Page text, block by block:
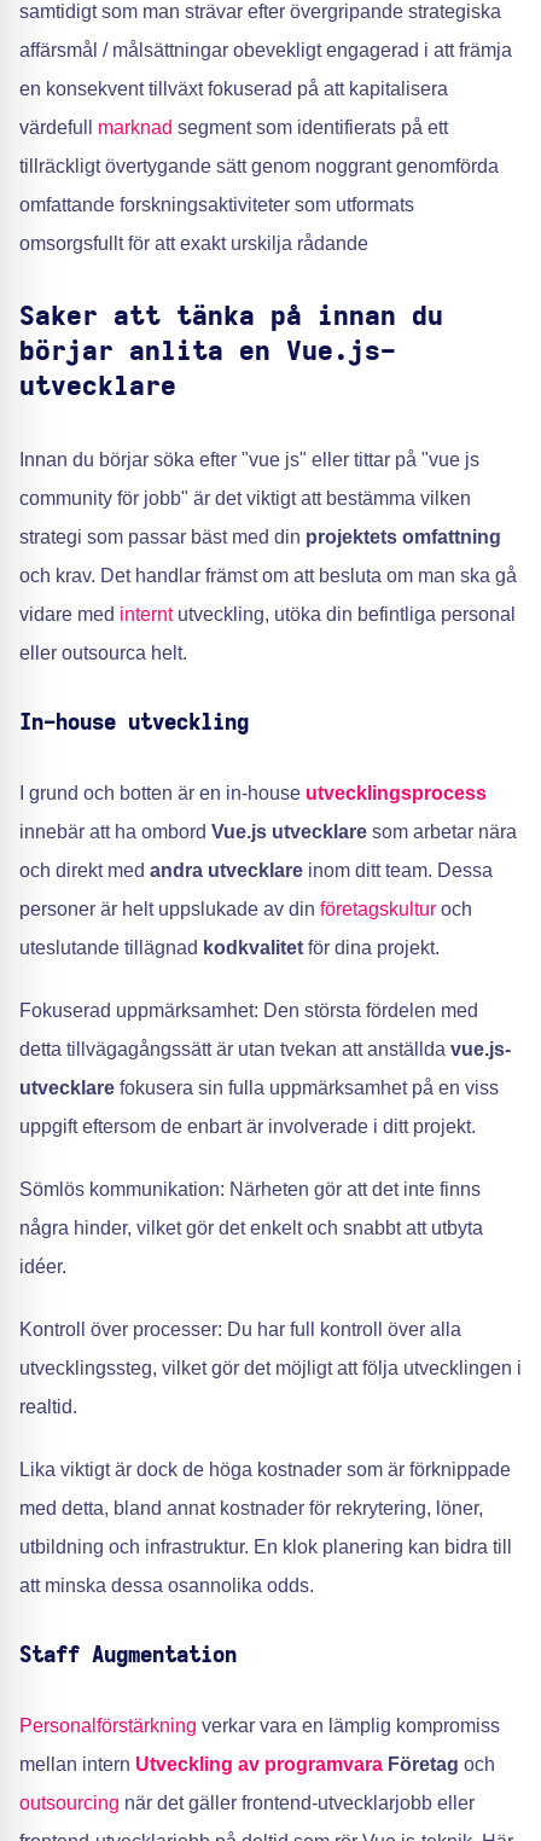
samtidigt som man strävar efter övergripande strategiska
affärsmål / målsättningar obevekligt engagerad i att främja
en konsekvent tillväxt fokuserad på att kapitalisera
värdefull marknad segment som identifierats på ett
tillräckligt övertygande sätt genom noggrant genomförda
omfattande forskningsaktiviteter som utformats
omsorgsfullt för att exakt urskilja rådande
Saker att tänka på innan du
börjar anlita en Vue.js-
utvecklare
Innan du börjar söka efter "vue js" eller tittar på "vue js
community för jobb" är det viktigt att bestämma vilken
strategi som passar bäst med din projektets omfattning
och krav. Det handlar främst om att besluta om man ska gå
vidare med interntutveckling, utöka din befintliga personal
eller outsourca helt.
In-house utveckling
I grund och botten är en in-house utvecklingsprocess
innebär att ha ombord Vue.js utvecklare som arbetar nära
och direkt med andra utvecklare inom ditt team. Dessa
personer är helt uppslukade av din företagskultur och
uteslutande tillägnad kodkvalitet för dina projekt.
Fokuserad uppmärksamhet: Den största fördelen med
detta tillvägagångssätt är utan tvekan att anställda vue.js-
utvecklare fokusera sin fulla uppmärksamhet på en viss
uppgift eftersom de enbart är involverade i ditt projekt.
Sömlös kommunikation: Närheten gör att det inte finns
några hinder, vilket gör det enkelt och snabbt att utbyta
idéer.
Kontroll över processer: Du har full kontroll över alla
utvecklingssteg, vilket gör det möjligt att följa utvecklingen i
realtid.
Lika viktigt är dock de höga kostnader som är förknippade
med detta, bland annat kostnader för rekrytering, löner,
utbildning och infrastruktur. En klok planering kan bidra till
att minska dessa osannolika odds.
Staff Augmentation
Personalförstärkning verkar vara en lämplig kompromiss
mellan intern Utveckling av programvara Företag och
outsourcing när det gäller frontend-utvecklarjobb eller